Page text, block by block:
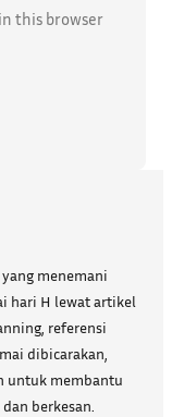
this browser
yang menemani
hari H lewat artikel
referensi
dibicarakan,
untuk membantu
berkesan.